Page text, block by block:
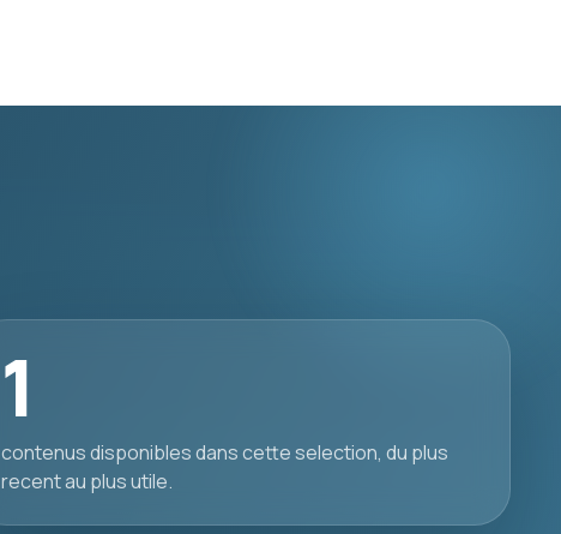
1
contenus disponibles dans cette selection, du plus
recent au plus utile.